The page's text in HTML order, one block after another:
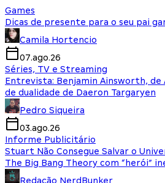
Games
Dicas de presente para o seu pai
Camila Hortencio
07.ago.26
Séries, TV e Streaming
Entrevista: Benjamin Ainsworth, de
de dualidade de Daeron Targaryen
Pedro Siqueira
03.ago.26
Informe Publicitário
Stuart Não Consegue Salvar o
The Big Bang Theory com “herói”
Redação NerdBunker